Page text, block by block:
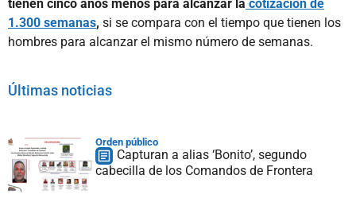
tienen cinco años menos para alcanzar la cotización de
1.300 semanas, si se compara con el tiempo que tienen los
hombres para alcanzar el mismo número de semanas.
Últimas noticias
Orden público
Capturan a alias ‘Bonito’, segundo
cabecilla de los Comandos de Frontera